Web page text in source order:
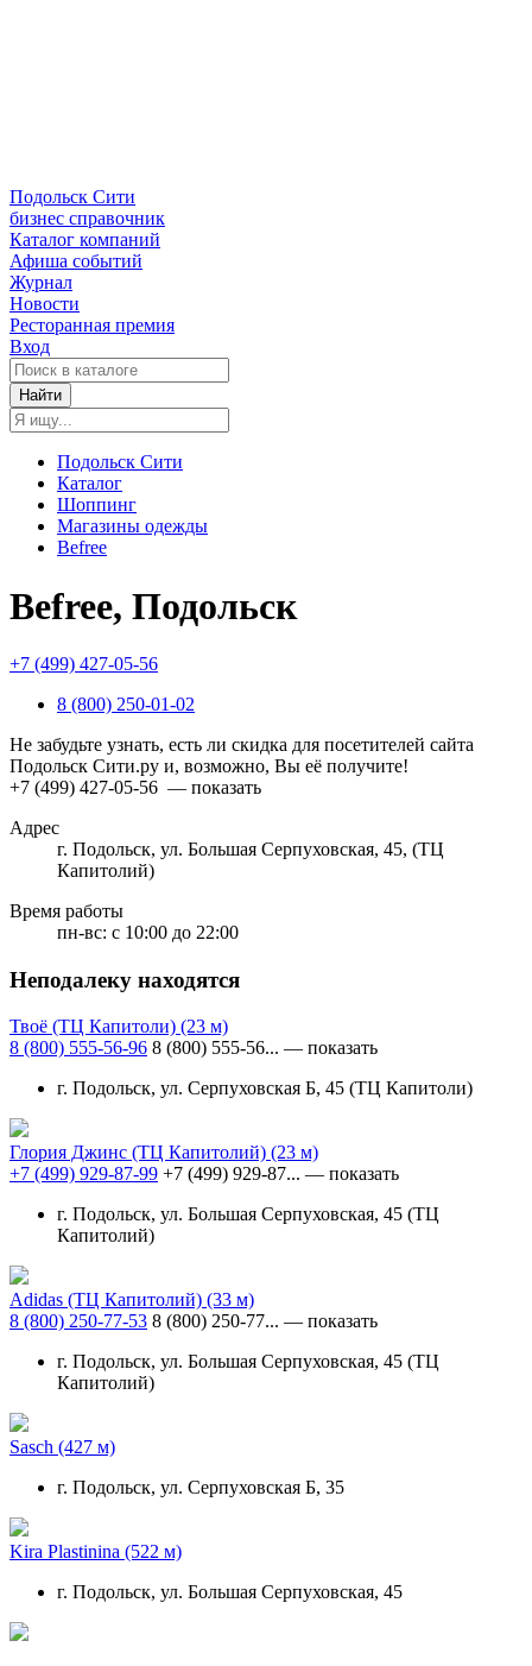
Подольск Сити
бизнес справочник
Каталог компаний
Афиша событий
Журнал
Новости
Ресторанная премия
Вход
Найти
Подольск Сити
Каталог
Шоппинг
Магазины одежды
Befree
Befree, Подольск
+7 (499) 427-05-56
8 (800) 250-01-02
Не забудьте узнать, есть ли скидка для посетителей сайта
Подольск Сити.ру и, возможно, Вы её получите!
+7 (499) 427-05-56 — показать
Адрес
г. Подольск, ул. Большая Серпуховская, 45, (ТЦ
Капитолий)
Время работы
пн-вс: с 10:00 до 22:00
Неподалеку находятся
Твоё (ТЦ Капитоли) (23 м)
8 (800) 555-56-96 8 (800) 555-56... — показать
г. Подольск, ул. Серпуховская Б, 45 (ТЦ Капитоли)
Глория Джинс (ТЦ Капитолий) (23 м)
+7 (499) 929-87-99 +7 (499) 929-87... — показать
г. Подольск, ул. Большая Серпуховская, 45 (ТЦ
Капитолий)
Adidas (ТЦ Капитолий) (33 м)
8 (800) 250-77-53 8 (800) 250-77... — показать
г. Подольск, ул. Большая Серпуховская, 45 (ТЦ
Капитолий)
Sasch (427 м)
г. Подольск, ул. Серпуховская Б, 35
Kira Plastinina (522 м)
г. Подольск, ул. Большая Серпуховская, 45